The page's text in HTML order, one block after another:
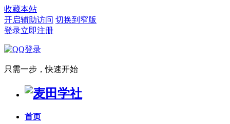
收藏本站
开启辅助访问 切换到窄版
登录立即注册
只需一步，快速开始
首页